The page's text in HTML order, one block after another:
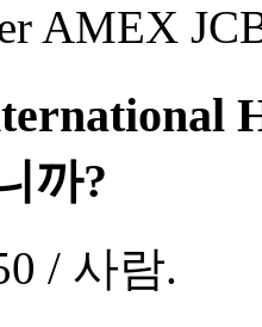
AMEX
까?
/ 사람.